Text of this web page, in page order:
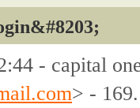
- capital
> -